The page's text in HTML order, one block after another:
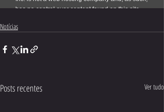
Notícias
Posts recentes Ver tudo